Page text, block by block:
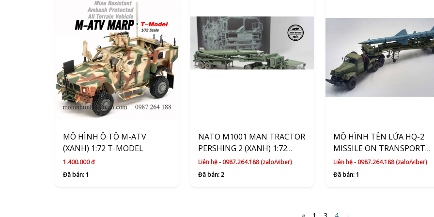
MÔ HÌNH Ô TÔ M-ATV
(XANH) 1:72 T-MODEL
1.400.000 đ
Đã bán: 1
NATO M1001 MAN TRACTOR
PERSHING 2 (XANH) 1:72
SOMOGE MODELCOLLECT
Liên hệ - 0987.264.188 (zalo/viber)
Đã bán: 2
MÔ HÌNH TÊN LỬA HQ-2
MISSILE ON TRANSPORT
TRAILER (XANH)
Liên hệ - 0987.264.188 (zalo/viber)
Đã bán: 1